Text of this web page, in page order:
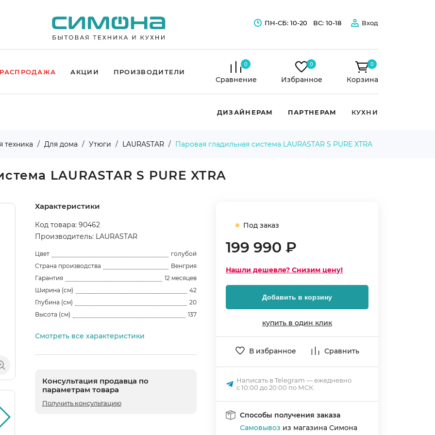
ПН-СБ: 10-20 ВС: 10-18 Вход
РАСПРОДАЖА АКЦИИ ПРОИЗВОДИТЕЛИ
Сравнение
0
Избранное
0
Корзина
0
ДИЗАЙНЕРАМ ПАРТНЕРАМ КУХНИ
техника Для дома Утюги LAURASTAR Паровая гладильная система LAURASTAR S PURE XTRA
LAURASTAR S PURE XTRA
Под заказ
199 990 ₽
Нашли дешевле? Снизим цену!
Добавить в корзину
купить в один клик
В избранное Сравнить
Написать в Telegram — ежедневно
с 10:00 до 20:00 по МСК.
Способы получения заказа
Самовывоз из магазина Симона
Характеристики
Код товара: 90462
Производитель: LAURASTAR
Цвет
голубой
Страна производства
Венгрия
Гарантия
12 месяцев
Ширина (см)
42
Глубина (см)
20
Высота (см)
137
Смотреть все характеристики
Консультация продавца по
параметрам товара
Получить консультацию